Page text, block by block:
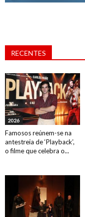
RECENTES
2026
Famosos reúnem-se na
antestreia de ‘Playback’,
o filme que celebra o...